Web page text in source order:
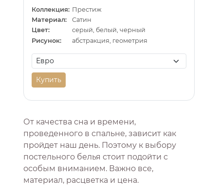
Коллекция: Престиж
Материал:
Сатин
Цвет:
серый, белый, черный
Рисунок:
абстракция, геометрия
Купить
От качества сна и времени,
проведенного в спальне, зависит как
пройдет наш день. Поэтому к выбору
постельного белья стоит подойти с
особым вниманием. Важно все,
материал, расцветка и цена.